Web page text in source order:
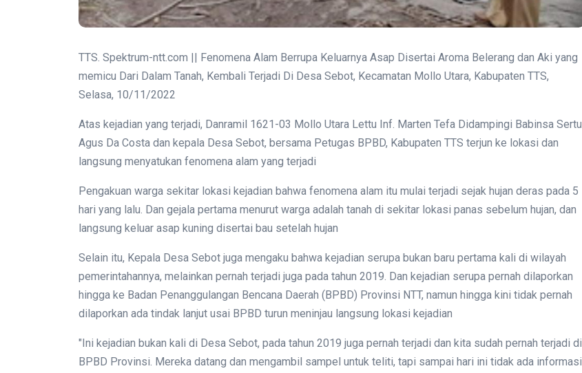
TTS. Spektrum-ntt.com ||
Fenomena Alam Berrupa Keluarnya Asap Disertai Aroma Belerang dan Aki yang
memicu Dari Dalam Tanah, Kembali Terjadi Di Desa Sebot, Kecamatan Mollo Utara, Kabupaten TTS,
Selasa, 10/11/2022
Atas kejadian yang terjadi, Danramil 1621-03 Mollo Utara Lettu Inf. Marten Tefa Didampingi Babinsa Sertu
Agus Da Costa dan kepala Desa Sebot, bersama Petugas BPBD, Kabupaten TTS terjun ke lokasi dan
langsung menyatukan fenomena alam yang terjadi
Pengakuan warga sekitar lokasi kejadian bahwa fenomena alam itu mulai terjadi sejak hujan deras pada 5
hari yang lalu. Dan gejala pertama menurut warga adalah tanah di sekitar lokasi panas sebelum hujan, dan
langsung keluar asap kuning disertai bau setelah hujan
Selain itu, Kepala Desa Sebot juga mengaku bahwa kejadian serupa bukan baru pertama kali di wilayah
pemerintahannya, melainkan pernah terjadi juga pada tahun 2019. Dan kejadian serupa pernah dilaporkan
hingga ke Badan Penanggulangan Bencana Daerah (BPBD) Provinsi NTT, namun hingga kini tidak pernah
dilaporkan ada tindak lanjut usai BPBD turun meninjau langsung lokasi kejadian
"Ini kejadian bukan kali di Desa Sebot, pada tahun 2019 juga pernah terjadi dan kita sudah pernah terjadi di
BPBD Provinsi. Mereka datang dan mengambil sampel untuk teliti, tapi sampai hari ini tidak ada informasi